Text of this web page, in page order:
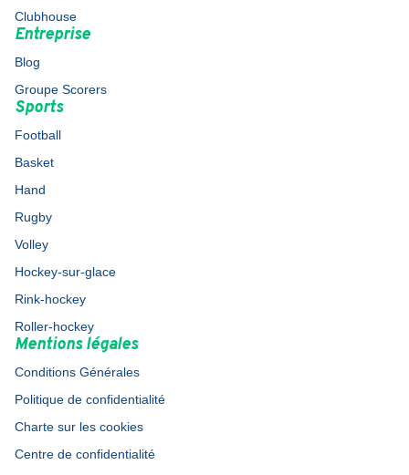
Clubhouse
Entreprise
Blog
Groupe Scorers
Sports
Football
Basket
Hand
Rugby
Volley
Hockey-sur-glace
Rink-hockey
Roller-hockey
Mentions légales
Conditions Générales
Politique de confidentialité
Charte sur les cookies
Centre de confidentialité